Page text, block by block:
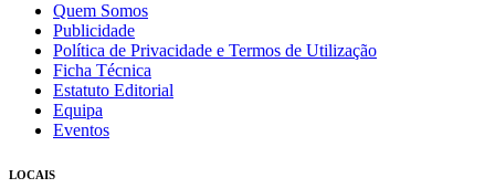
Quem Somos
Publicidade
Política de Privacidade e Termos de Utilização
Ficha Técnica
Estatuto Editorial
Equipa
Eventos
LOCAIS